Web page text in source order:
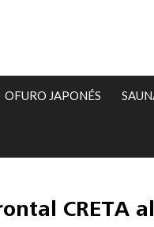
OFURO JAPONÉS
CRETA